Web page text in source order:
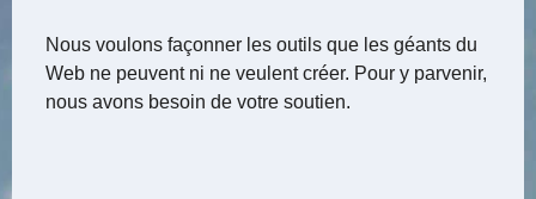
Nous voulons façonner les outils que les géants du
Web ne peuvent ni ne veulent créer. Pour y parvenir,
nous avons besoin de votre soutien.